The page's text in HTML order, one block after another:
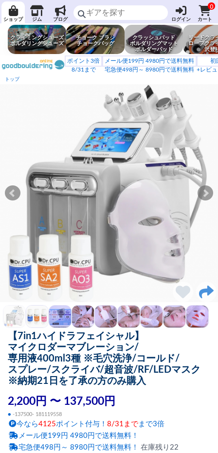
ショップ ジム ブログ ログイン
0
カート
クライミングシューズ
ボルダリングシューズ
チョーク ブラシ
チョークバッグ
クラッシュパッド
ボルダリングマット
ボルダーパッド
リードクラ
ロープクラ
沢登
ポイント3倍
8/31まで
メール便199円 4980円で送料無料
宅急便498円～ 8980円で送料無料
初
+レビ
トップ
【7in1ハイドラフェイシャル】
マイクロダーマブレーション/
専用液400ml3種 ※毛穴洗浄/コールド/
スプレー/スクライバ/超音波/RF/LEDマスク
※納期21日を了承の方のみ購入
2,200円 〜 137,500円
● -137500- 181119558
今なら4125ポイント付与！ 8/31まで まで3倍
メール便199円 4980円で送料無料！
宅急便498円～ 8980円で送料無料！ 在庫残り22